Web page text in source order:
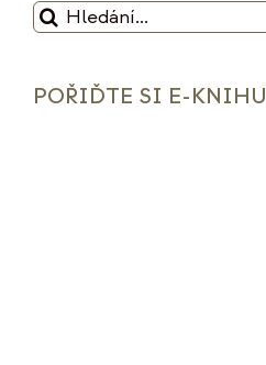
Hledat:
POŘIĎTE SI E-KNIHU